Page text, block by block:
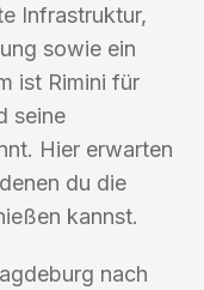
Infrastruktur,
sowie ein
ist Rimini für
seine
Hier erwarten
du die
kannst.
nach